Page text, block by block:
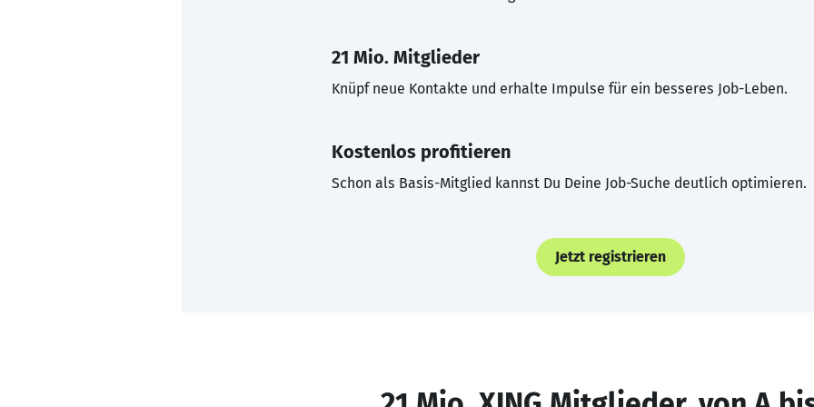
21 Mio. Mitglieder
Knüpf neue Kontakte und erhalte Impulse für ein besseres Job-Leben.
Kostenlos profitieren
Schon als Basis-Mitglied kannst Du Deine Job-Suche deutlich optimieren.
Jetzt registrieren